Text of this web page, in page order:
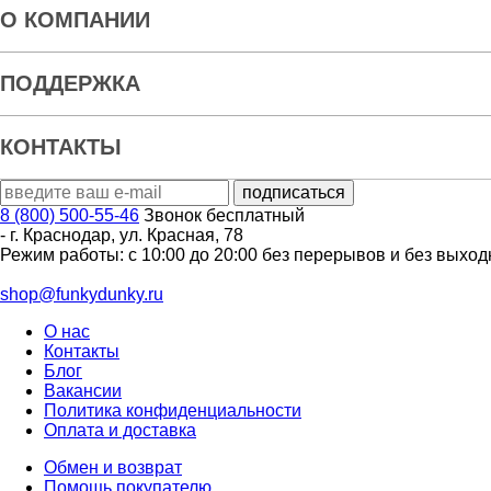
О КОМПАНИИ
ПОДДЕРЖКА
КОНТАКТЫ
8 (800) 500-55-46 Звонок бесплатный
- г. Краснодар, ул. Красная, 78
Режим работы: с 10:00 до 20:00 без перерывов и без
shop@funkydunky.ru
О нас
Контакты
Блог
Вакансии
Политика конфиденциальности
Оплата и доставка
Обмен и возврат
Помощь покупателю